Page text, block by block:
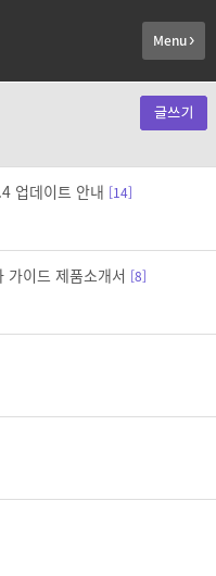
Menu
업데이트 안내 [14]
이드 제품소개서 [8]